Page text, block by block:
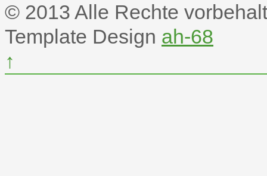
© 2013 Alle Rechte
Template Design ah-68
↑